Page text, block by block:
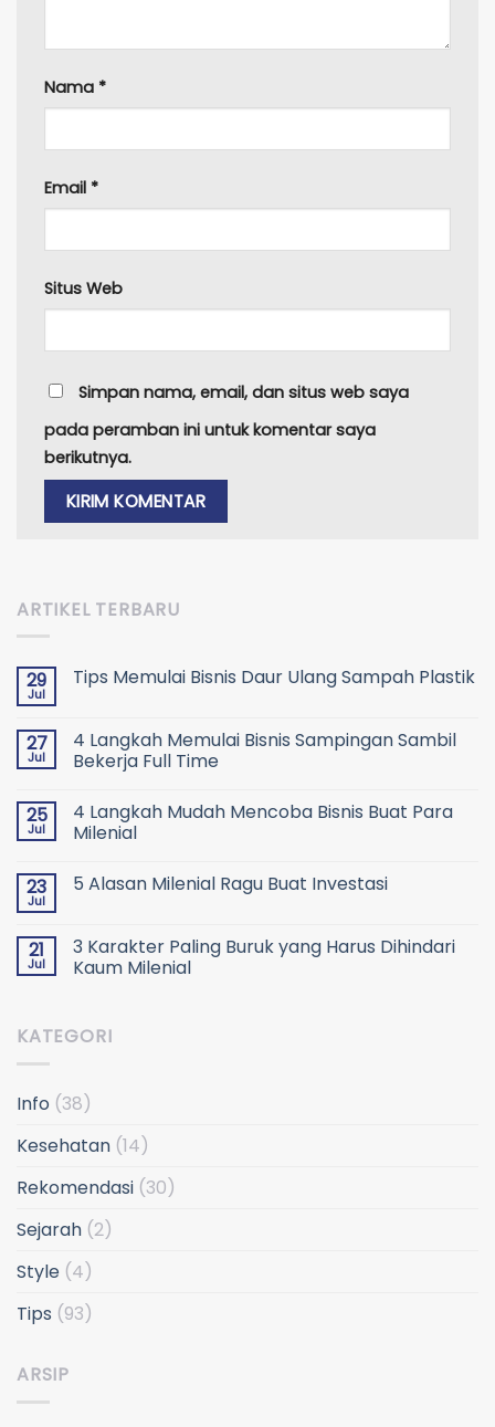
Nama *
Email *
Situs Web
Simpan nama, email, dan situs web saya
pada peramban ini untuk komentar saya
berikutnya.
ARTIKEL TERBARU
29
Jul
Tips Memulai Bisnis Daur Ulang Sampah Plastik
27
Jul
4 Langkah Memulai Bisnis Sampingan Sambil
Bekerja Full Time
25
Jul
4 Langkah Mudah Mencoba Bisnis Buat Para
Milenial
23
Jul
5 Alasan Milenial Ragu Buat Investasi
21
Jul
3 Karakter Paling Buruk yang Harus Dihindari
Kaum Milenial
KATEGORI
Info (38)
Kesehatan (14)
Rekomendasi (30)
Sejarah (2)
Style (4)
Tips (93)
ARSIP